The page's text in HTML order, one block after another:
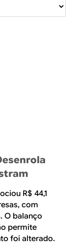
R$ 44,1
com
O balanço
permite
foi alterado.